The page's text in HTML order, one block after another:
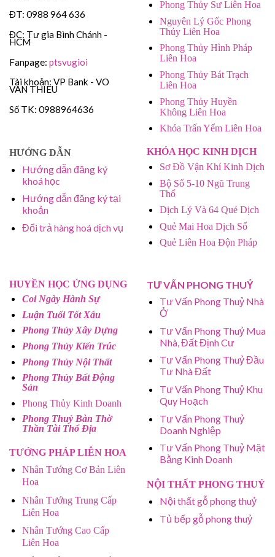
ĐT: 0988 964 636
ĐC: Tư gia Bình Chánh -
HCM
Fanpage: ptsvugioi
Tài khoản: VP Bank - VO
VAN THIEU
Số TK: 0988964636
HƯỚNG DẪN
Hướng dẫn đăng ký
khoá học
Hướng dẫn đăng ký tại
khoản
Đổi trả hàng hoá dịch vụ
Phong Thủy Sư Liên Hoa
Nguyên Lý Gốc Phong
Thủy Liên Hoa
Phong Thủy Hình Pháp
Liên Hoa
Phong Thủy Bát Trạch
Liên Hoa
Phong Thủy Huyền
Không Liên Hoa
Khóa Trấn Yểm Liên Hoa
KHÓA HỌC KINH DỊCH
Sơ Đồ Vận Khí Kinh Dịch
Bộ Số 5-10 Ngũ Trung
Thổ
Dịch Lý Và 64 Quẻ Dịch
Quẻ Mai Hoa Dịch Số
Quẻ Liên Hoa Độn Pháp
HUYỀN HỌC ỨNG DỤNG
Coi Ngày Hành Sự
Luận Tuổi Tốt Xấu
Phong Thủy Xây Dựng
Phong Thủy Kiến Trúc
Phong Thủy Nội Thất
Phong Thủy Bất Động
Sản
Phong Thủy Kinh Doanh
Phong Thuỷ Bàn Thờ
Thần Tài Thổ Địa
TƯỚNG PHÁP LIÊN HOA
Nhân Tướng Cơ Bản Liên
Hoa
Nhân Tướng Trung Cấp
Liên Hoa
Nhân Tướng Cao Cấp
Liên Hoa
TƯ VẤN PHONG THUỶ
Tư Vấn Phong Thuỷ Nhà
Ở
Tư Vấn Phong Thuỷ Mua
Nhà, Đất Định Cư
Tư Vấn Phong Thuỷ Đầu
Tư Nhà Đất
Tư Vấn Phong Thuỷ Khu
Quy Hoạch
Tư Vấn Phong Thuỷ
Doanh Nghiệp
Tư Vấn Phong Thuỷ Mặt
Bằng Kinh Doanh
NỘI THẤT PHONG THUỶ
Nội thất gỗ phong thuỷ
Tủ bếp gỗ phong thuỷ